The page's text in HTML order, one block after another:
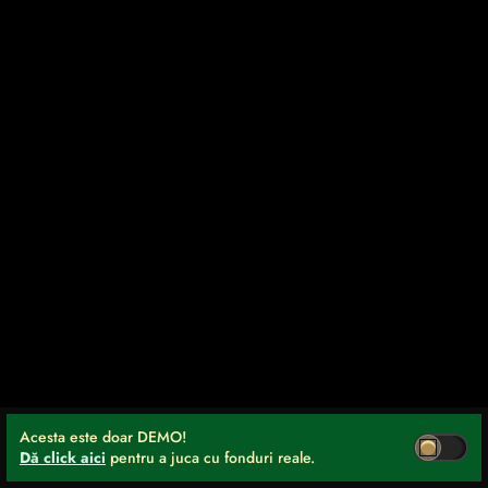
Acesta este doar DEMO!
Dă click aici pentru a juca cu fonduri reale.